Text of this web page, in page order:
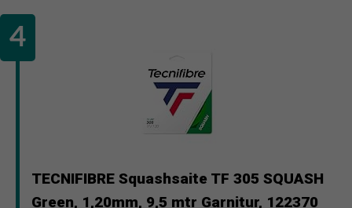
TECNIFIBRE Squashsaite TF 305 SQUASH
Green, 1,20mm, 9,5 mtr Garnitur, 122370